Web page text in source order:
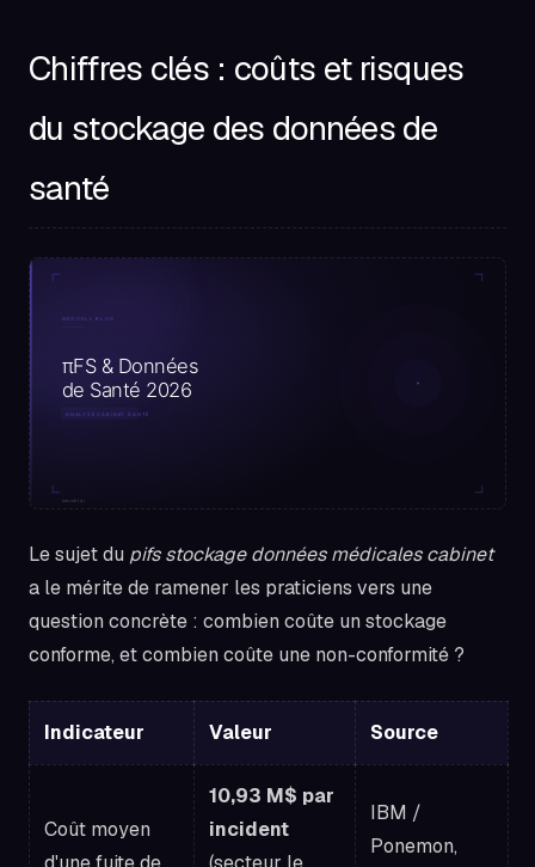
Chiffres clés : coûts et risques
du stockage des données de
santé
Le sujet du pifs stockage données médicales cabinet
a le mérite de ramener les praticiens vers une
question concrète : combien coûte un stockage
conforme, et combien coûte une non-conformité ?
Indicateur Valeur Source
Coût moyen
10,93 M$ par
incident
IBM /
Ponemon,